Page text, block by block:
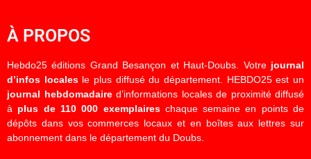
À PROPOS
Hebdo25 éditions Grand Besançon et Haut-Doubs. Votre journal
d’infos localesle plus diffusé du département. HEBDO25 est un
journal hebdomadaired’informations locales de proximité diffusé
à plus de 110 000 exemplaireschaque semaine en points de
dépôts dans vos commerces locaux et en boîtes aux lettres sur
abonnement dans le département du Doubs.